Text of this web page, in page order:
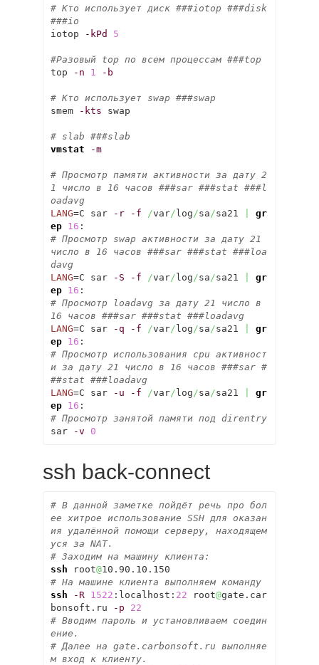
# Кто использует диск ###iotop ###disk
###io
iotop
-kPd 5
#Разовый top по всем процессам ###top
top
-n 1 -b
# Кто использует swap ###swap
smem
-kts swap
# slab ###slab
vmstat
-m
# Просмотр памяти активности за дату 2
1 число в 16 часов ###sar ###stat ###l
oadavg
LANG=C sar -r -f /var/log /sa /sa21
gr
ep
16
# Просмотр swap активности за дату 21
число в 16 часов ###sar ###stat ###loa
davg
LANG=C sar -S -f /var/log /sa /sa21
gr
ep
16
# Просмотр loadavg за дату 21 число в
16 часов ###sar ###stat ###loadavg
LANG=C sar -q -f /var/log /sa /sa21
gr
ep
16
# Просмотр использования cpu активност
и за дату 21 число в 16 часов ###sar #
##stat ###loadavg
LANG=C sar -u -f /var/log /sa /sa21
gr
ep
16
# Просмотр занятой памяти под direntry
sar
-v 0
ssh back-connect
# В данной заметке пойдёт речь про бол
ее хитрое использование SSH для оказан
ия удалённой помощи серверу, находящем
уся за NAT.
# Заходим на машину клиента:
ssh root@
# На машине клиента выполняем команду
ssh
-R 1522 :localhost: 22 root@gate.car
bonsoft.ru
-p
22
# Вводим пароль и установливаем соедин
ение.
# Далее на gate.carbonsoft.ru выполняе
м вход к клиенту.